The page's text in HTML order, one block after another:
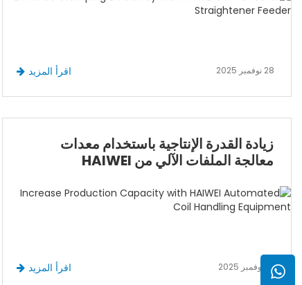
28 نوفمبر 2025 اقرأ المزيد
زيادة القدرة الإنتاجية باستخدام معدات
معالجة الملفات الآلي من HAIWEI
01 نوفمبر 2025 اقرأ المزيد